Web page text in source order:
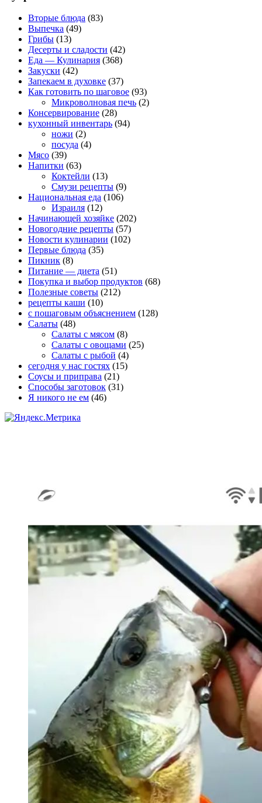
Вторые блюда (83)
Выпечка (49)
Грибы (13)
Десерты и сладости (42)
Еда — Кулинария (368)
Закуски (42)
Запекаем в духовке (37)
Как готовить по шаговое (93)
Микроволновая печь (2)
Консервирование (28)
кухонный инвентарь (94)
ножи (2)
посуда (4)
Мясо (39)
Напитки (63)
Коктейли (13)
Смузи рецепты (9)
Национальная еда (106)
Израиля (12)
Начинающей хозяйке (202)
Новогодние рецепты (57)
Новости кулинарии (102)
Первые блюда (35)
Пикник (8)
Питание — диета (51)
Покупка и выбор продуктов (68)
Полезные советы (212)
рецепты каши (10)
с пошаговым объяснением (128)
Салаты (48)
Салаты с мясом (8)
Салаты с овощами (25)
Салаты с рыбой (4)
сегодня у нас гостях (15)
Соусы и приправа (21)
Способы заготовок (31)
Я никого не ем (46)